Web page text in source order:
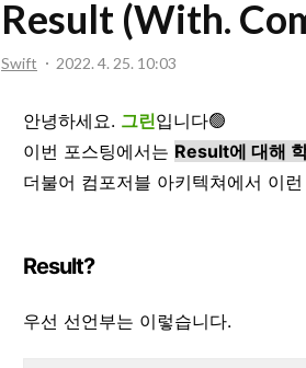
Result (With.
Swift 2022. 4. 25. 10:03
안녕하세요. 그린입니다🟢
이번 포스팅에서는 Result에 대해
더불어 컴포저블 아키텍쳐에서 이
Result?
우선 선언부는 이렇습니다.